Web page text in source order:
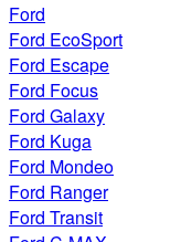
Ford
Ford EcoSport
Ford Escape
Ford Focus
Ford Galaxy
Ford Kuga
Ford Mondeo
Ford Ranger
Ford Transit